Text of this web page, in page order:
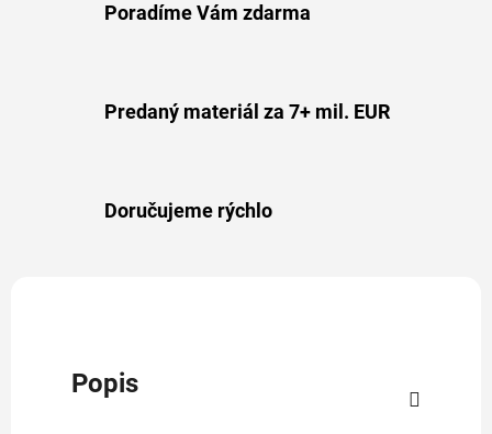
Poradíme Vám zdarma
Predaný materiál za 7+ mil. EUR
Doručujeme rýchlo
Popis